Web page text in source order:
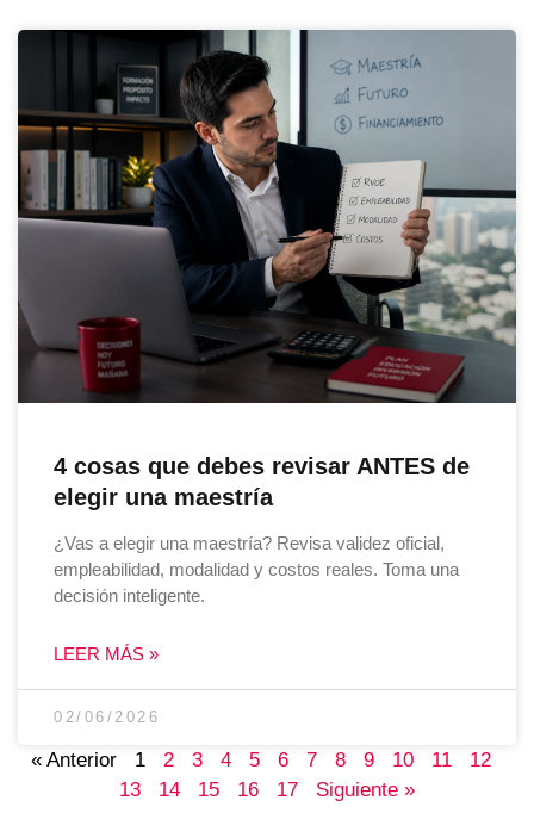
4 cosas que debes revisar ANTES de
elegir una maestría
¿Vas a elegir una maestría? Revisa validez oficial,
empleabilidad, modalidad y costos reales. Toma una
decisión inteligente.
LEER MÁS »
02/06/2026
« Anterior 1 2 3 4 5 6 7 8 9 10 11
12
13
14 15 16 17 Siguiente »